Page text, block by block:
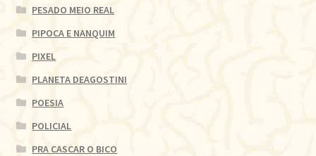
PESADO MEIO REAL
PIPOCA E NANQUIM
PIXEL
PLANETA DEAGOSTINI
POESIA
POLICIAL
PRA CASCAR O BICO